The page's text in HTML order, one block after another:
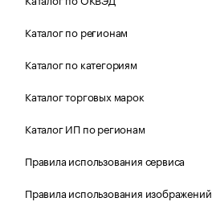
Каталог по регионам
Каталог по категориям
Каталог торговых марок
Каталог ИП по регионам
Правила использования сервиса
Правила использования изображений